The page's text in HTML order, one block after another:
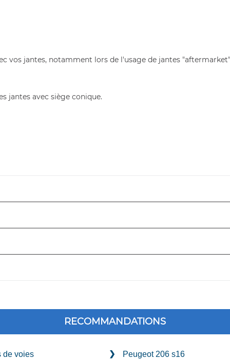
vos jantes, notamment lors de l'usage de jantes
jantes avec siège conique.
RECOMMANDATIONS
de voies
Peugeot 206 s16